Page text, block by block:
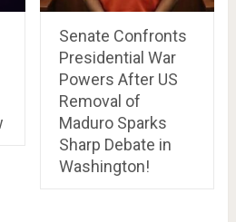
Senate Confronts
Presidential War
Powers After US
Removal of
Maduro Sparks
Sharp Debate in
Washington!